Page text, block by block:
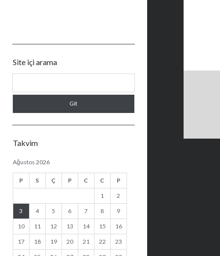
Site içi arama
Takvim
Ağustos 2026
P S Ç P C C P
1 2
3 4 5 6 7 8 9
10 11 12 13 14 15 16
17 18 19 20 21 22 23